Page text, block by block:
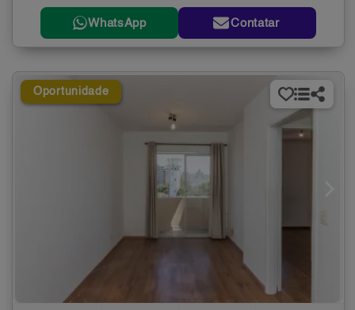
WhatsApp Contatar
Oportunidade